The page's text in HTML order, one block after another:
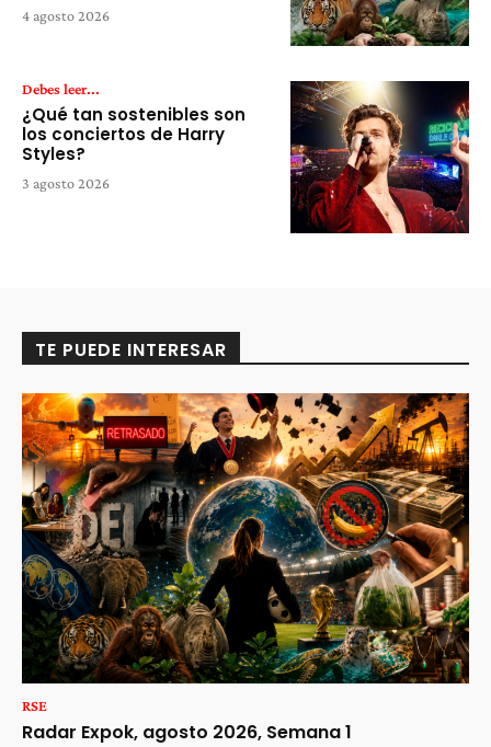
4 agosto 2026
Debes leer...
¿Qué tan sostenibles son
los conciertos de Harry
Styles?
3 agosto 2026
TE PUEDE INTERESAR
RSE
Radar Expok, agosto 2026, Semana 1